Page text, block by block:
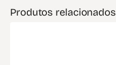
Produtos relacionados